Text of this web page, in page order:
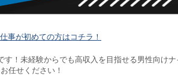
事が初めての方はコチラ！
す！未経験からでも高収入を目指せる男性向け
任せください！